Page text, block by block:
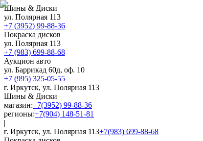
Шины & Диски
ул. Полярная 113
+7 (3952) 99-88-36
Покраска дисков
ул. Полярная 113
+7 (983) 699-88-68
Аукцион авто
ул. Баррикад 60д, оф. 10
+7 (995) 325-05-55
г. Иркутск, ул. Полярная 113
Шины & Диски
магазин:+7(3952) 99-88-36
регионы:+7(904) 148-51-81
|
г. Иркутск, ул. Полярная 113+7(983) 699-88-68